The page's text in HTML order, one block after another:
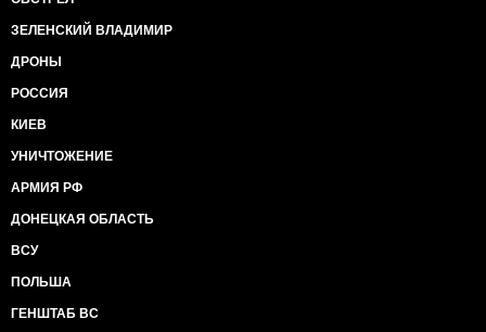
ЗЕЛЕНСКИЙ ВЛАДИМИР
ДРОНЫ
РОССИЯ
КИЕВ
УНИЧТОЖЕНИЕ
АРМИЯ РФ
ДОНЕЦКАЯ ОБЛАСТЬ
ВСУ
ПОЛЬША
ГЕНШТАБ ВС